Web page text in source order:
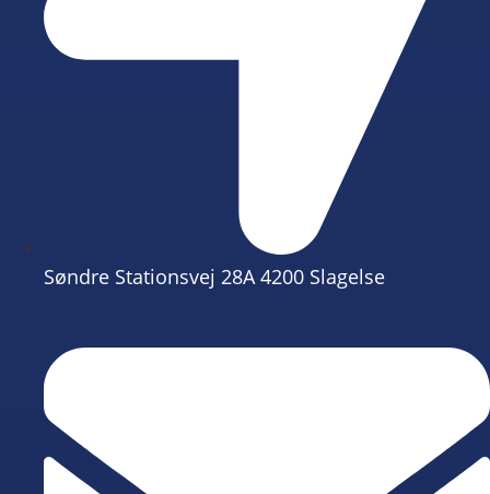
Søndre Stationsvej 28A 4200 Slagelse